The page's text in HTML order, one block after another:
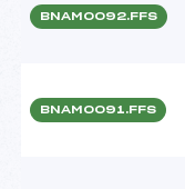
BNAM0092.FFS
BNAM0091.FFS